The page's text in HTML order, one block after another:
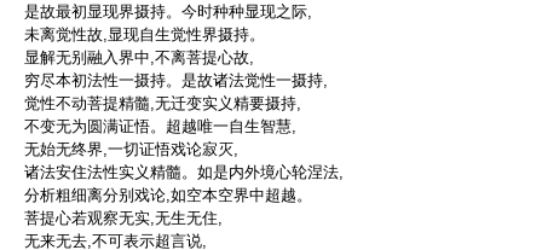
是故最初显现界摄持。今时种种显现之际,
未离觉性故,显现自生觉性界摄持。
显解无别融入界中,不离菩提心故,
穷尽本初法性一摄持。是故诸法觉性一摄持,
觉性不动菩提精髓,无迁变实义精要摄持,
不变无为圆满证悟。超越唯一自生智慧,
无始无终界,一切证悟戏论寂灭,
诸法安住法性实义精髓。如是内外境心轮涅法,
分析粗细离分别戏论,如空本空界中超越。
菩提心若观察无实,无生无住,
无来无去,不可表示超言说,